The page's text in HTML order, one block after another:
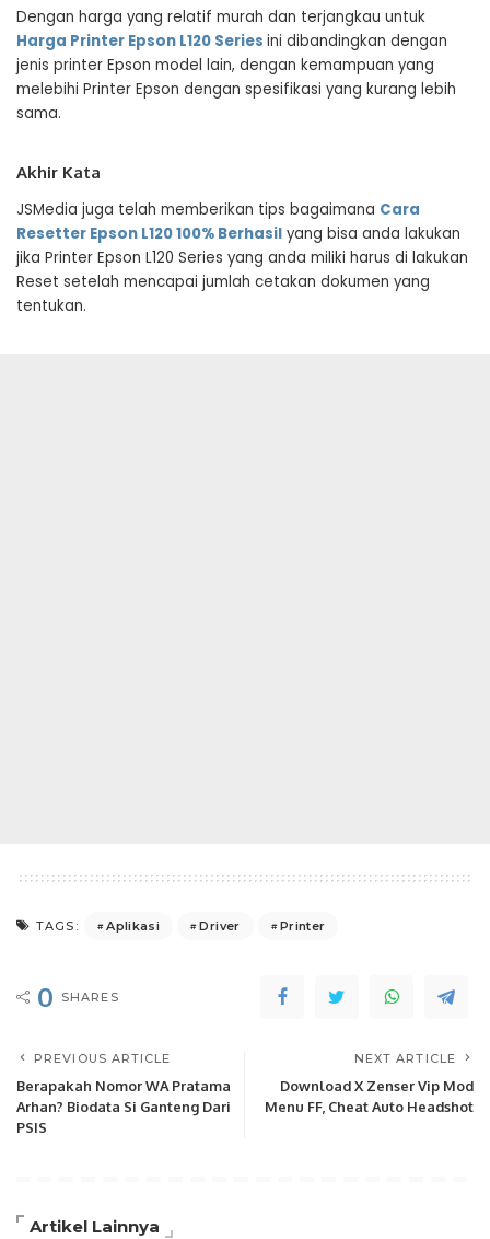
Dengan harga yang relatif murah dan terjangkau untuk
Harga Printer Epson L120 Series ini dibandingkan dengan
jenis printer Epson model lain, dengan kemampuan yang
melebihi Printer Epson dengan spesifikasi yang kurang lebih
sama.
Akhir Kata
JSMedia juga telah memberikan tips bagaimana Cara
Resetter Epson L120 100% Berhasil yang bisa anda lakukan
jika Printer Epson L120 Series yang anda miliki harus di lakukan
Reset setelah mencapai jumlah cetakan dokumen yang
tentukan.
TAGS: Aplikasi Driver Printer
0 SHARES
PREVIOUS ARTICLE
Berapakah Nomor WA Pratama
Arhan? Biodata Si Ganteng Dari
PSIS
NEXT ARTICLE
Download X Zenser Vip Mod
Menu FF, Cheat Auto Headshot
Artikel Lainnya